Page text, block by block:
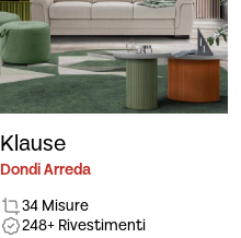
Klause
Dondi Arreda
34 Misure
248+ Rivestimenti